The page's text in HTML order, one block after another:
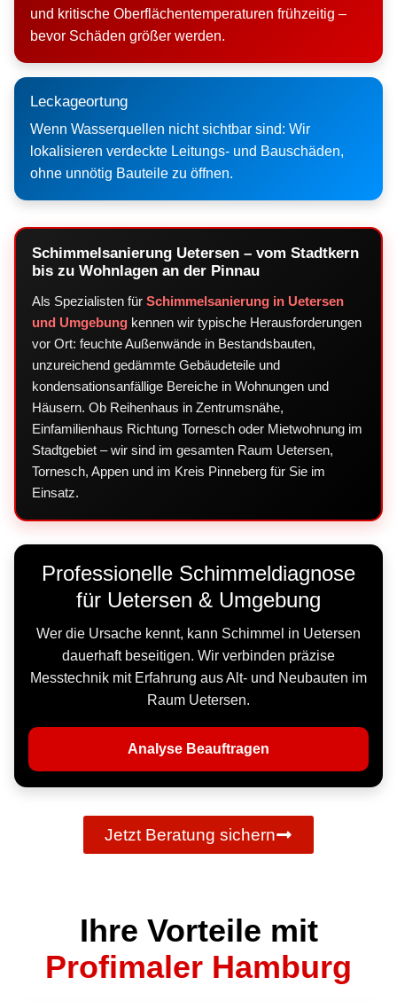
und kritische Oberflächentemperaturen frühzeitig –
bevor Schäden größer werden.
Leckageortung
Wenn Wasserquellen nicht sichtbar sind: Wir
lokalisieren verdeckte Leitungs- und Bauschäden,
ohne unnötig Bauteile zu öffnen.
Schimmelsanierung Uetersen – vom Stadtkern
bis zu Wohnlagen an der Pinnau
Als Spezialisten für Schimmelsanierung in Uetersen
und Umgebung kennen wir typische Herausforderungen
vor Ort: feuchte Außenwände in Bestandsbauten,
unzureichend gedämmte Gebäudeteile und
kondensationsanfällige Bereiche in Wohnungen und
Häusern. Ob Reihenhaus in Zentrumsnähe,
Einfamilienhaus Richtung Tornesch oder Mietwohnung im
Stadtgebiet – wir sind im gesamten Raum Uetersen,
Tornesch, Appen und im Kreis Pinneberg für Sie im
Einsatz.
Professionelle Schimmeldiagnose
für Uetersen & Umgebung
Wer die Ursache kennt, kann Schimmel in Uetersen
dauerhaft beseitigen. Wir verbinden präzise
Messtechnik mit Erfahrung aus Alt- und Neubauten im
Raum Uetersen.
Analyse Beauftragen
Jetzt Beratung sichern
Ihre Vorteile mit
Profimaler Hamburg